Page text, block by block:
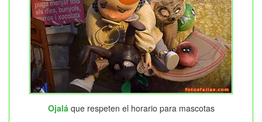
Ojaláque respeten el horario para mascotas